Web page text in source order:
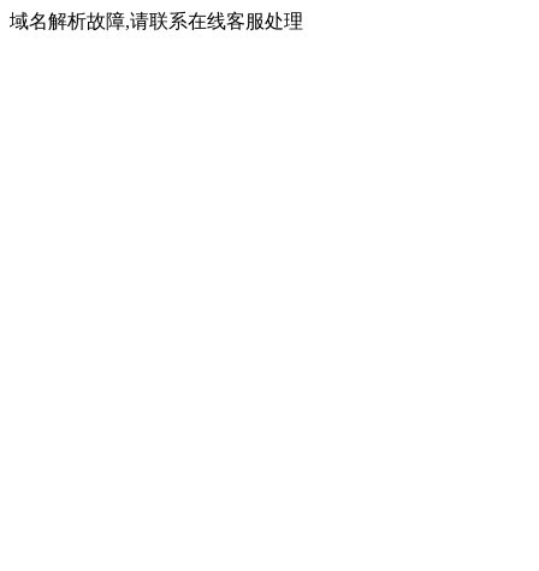
域名解析故障,请联系在线客服处理